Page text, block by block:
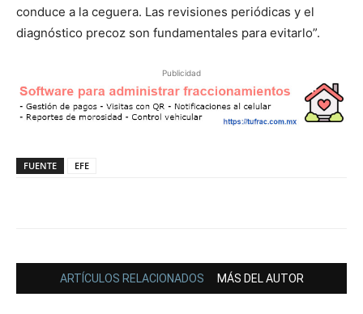
conduce a la ceguera. Las revisiones periódicas y el
diagnóstico precoz son fundamentales para evitarlo”.
Publicidad
FUENTE EFE
ARTÍCULOS RELACIONADOS MÁS DEL AUTOR